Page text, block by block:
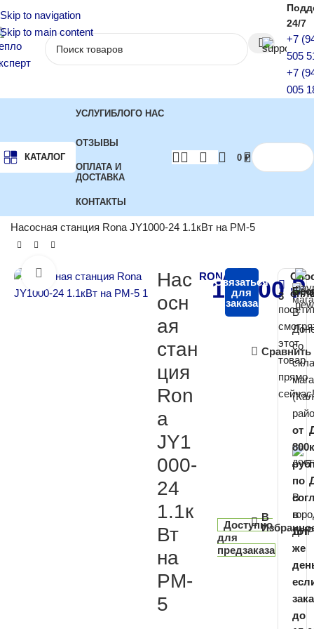
Skip to navigation
Skip to main content
24/7
+7
505
+7
005
КАТАЛОГ
УСЛУГИБЛОГО НАС
ОТЗЫВЫ
ОПЛАТА И
ДОСТАВКА
КОНТАКТЫ
0 ₽
Насосная станция Rona JY1000-24 1.1кВт на PM-5
Нажмите, чтобы увеличить
Нас
осн
ая
стан
ция
Ron
a
JY1
000-
24
1.1к
Вт
на
PM-
5
RONA12 100₽
Доступно
для
предзаказа
Связаться
для
заказа
Сравнить
В
3
этот
товар
прямо
сейчас!
В
со
В
ДНР
от
800
руб
по
в
тот
же
до